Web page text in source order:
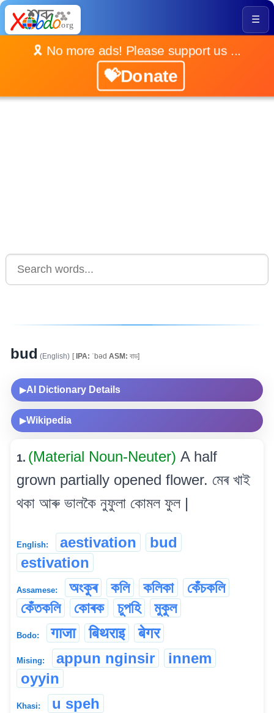
☰
🎗️ No more ads! Please support us ...
💝Donate
bud (English) [IPA: ˈbəd ASM: বাড]
▶AI Dictionary Details
▶Wikipedia
1. (Material Noun-Neuter) A half
grown partially opened flower. মেৰ খাই
থকা আৰু ভালকৈ নুফুলা কোমল ফুল |
English: aestivation
bud
estivation
Assamese: অংকুৰ কলি কলিকা
কেঁচকলি
কেঁতকলি
কোৰক চুপহি মুকুল
Bodo: गाजा बिथराइ बेगर
Mising: appun nginsir
innem
oyyin
Khasi: u speh